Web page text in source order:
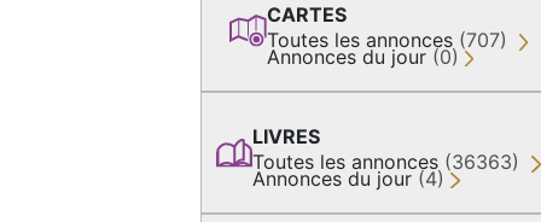
CARTES
Toutes les annonces (707)
Annonces du jour (0)
LIVRES
Toutes les annonces (36363)
Annonces du jour (4)